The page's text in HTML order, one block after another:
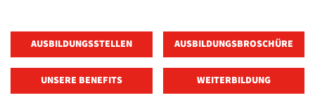
AUSBILDUNGSSTELLEN AUSBILDUNGSBROSCHÜRE
UNSERE BENEFITS WEITERBILDUNG